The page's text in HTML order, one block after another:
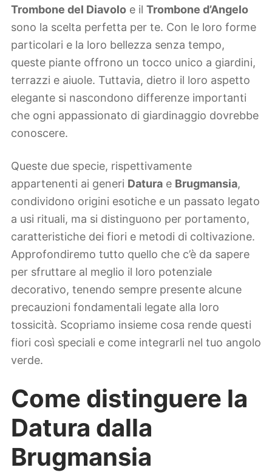
Trombone del Diavolo e il Trombone d’Angelo
sono la scelta perfetta per te. Con le loro forme
particolari e la loro bellezza senza tempo,
queste piante offrono un tocco unico a giardini,
terrazzi e aiuole. Tuttavia, dietro il loro aspetto
elegante si nascondono differenze importanti
che ogni appassionato di giardinaggio dovrebbe
conoscere.
Queste due specie, rispettivamente
appartenenti ai generi Datura e Brugmansia,
condividono origini esotiche e un passato legato
a usi rituali, ma si distinguono per portamento,
caratteristiche dei fiori e metodi di coltivazione.
Approfondiremo tutto quello che c’è da sapere
per sfruttare al meglio il loro potenziale
decorativo, tenendo sempre presente alcune
precauzioni fondamentali legate alla loro
tossicità. Scopriamo insieme cosa rende questi
fiori così speciali e come integrarli nel tuo angolo
verde.
Come distinguere la
Datura dalla
Brugmansia